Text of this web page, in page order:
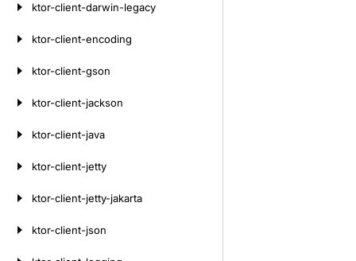
ktor-client-darwin-legacy
ktor-client-encoding
ktor-client-gson
ktor-client-jackson
ktor-client-java
ktor-client-jetty
ktor-client-jetty-jakarta
ktor-client-json